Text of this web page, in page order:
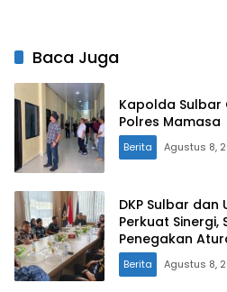
Baca Juga
Kapolda Sulbar
Berita Agustus 8,
DKP Sulbar dan
Perkuat Sinergi,
Penegakan
Laut
Berita Agustus 8,